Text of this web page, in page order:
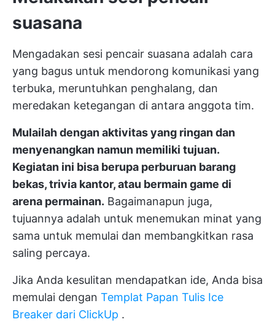
suasana
Mengadakan sesi pencair suasana adalah cara
yang bagus untuk mendorong komunikasi yang
terbuka, meruntuhkan penghalang, dan
meredakan ketegangan di antara anggota tim.
Mulailah dengan aktivitas yang ringan dan
menyenangkan namun memiliki tujuan.
Kegiatan ini bisa berupa perburuan barang
bekas, trivia kantor, atau bermain game di
arena permainan. Bagaimanapun juga,
tujuannya adalah untuk menemukan minat yang
sama untuk memulai dan membangkitkan rasa
saling percaya.
Jika Anda kesulitan mendapatkan ide, Anda bisa
memulai dengan Templat Papan Tulis Ice
Breaker dari ClickUp .